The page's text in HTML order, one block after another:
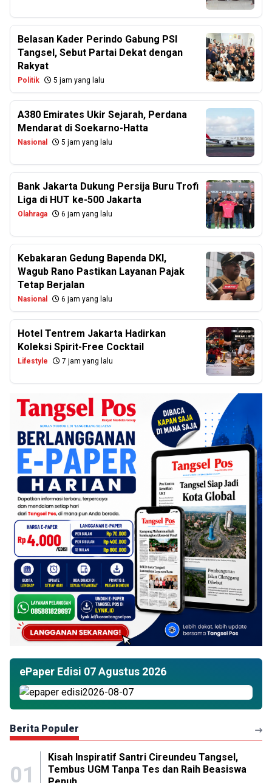
Belasan Kader Perindo Gabung PSI
Tangsel, Sebut Partai Dekat dengan
Rakyat
Politik 5 jam yang lalu
A380 Emirates Ukir Sejarah, Perdana
Mendarat di Soekarno-Hatta
Nasional 5 jam yang lalu
Bank Jakarta Dukung Persija Buru Trofi
Liga di HUT ke-500 Jakarta
Olahraga 6 jam yang lalu
Kebakaran Gedung Bapenda DKI,
Wagub Rano Pastikan Layanan Pajak
Tetap Berjalan
Nasional 6 jam yang lalu
Hotel Tentrem Jakarta Hadirkan
Koleksi Spirit-Free Cocktail
Lifestyle 7 jam yang lalu
ePaper Edisi 07 Agustus 2026
Berita Populer
01
Kisah Inspiratif Santri Cireundeu Tangsel,
Tembus UGM Tanpa Tes dan Raih Beasiswa